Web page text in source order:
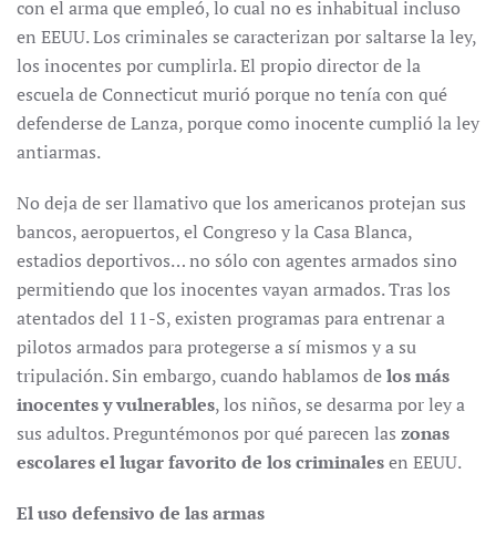
con el arma que empleó, lo cual no es inhabitual incluso
en EEUU. Los criminales se caracterizan por saltarse la ley,
los inocentes por cumplirla. El propio director de la
escuela de Connecticut murió porque no tenía con qué
defenderse de Lanza, porque como inocente cumplió la ley
antiarmas.
No deja de ser llamativo que los americanos protejan sus
bancos, aeropuertos, el Congreso y la Casa Blanca,
estadios deportivos… no sólo con agentes armados sino
permitiendo que los inocentes vayan armados. Tras los
atentados del 11-S, existen programas para entrenar a
pilotos armados para protegerse a sí mismos y a su
tripulación. Sin embargo, cuando hablamos delos más
inocentes y vulnerables, los niños, se desarma por ley a
sus adultos. Preguntémonos por qué parecen las zonas
escolares el lugar favorito de los criminalesen EEUU.
El uso defensivo de las armas